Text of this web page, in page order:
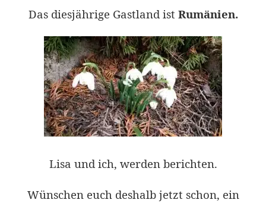
Das diesjährige Gastland ist Rumänien.
Lisa und ich, werden berichten.
Wünschen euch deshalb jetzt schon, ein